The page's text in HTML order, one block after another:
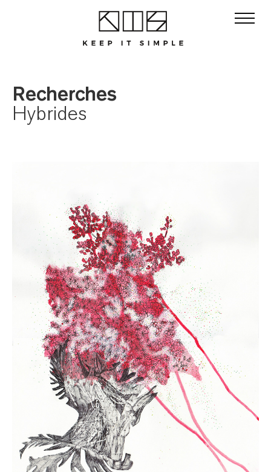
Recherches
Hybrides